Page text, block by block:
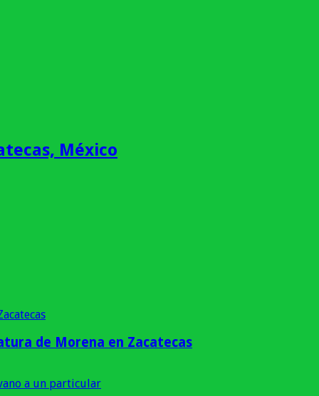
México
de Morena en Zacatecas